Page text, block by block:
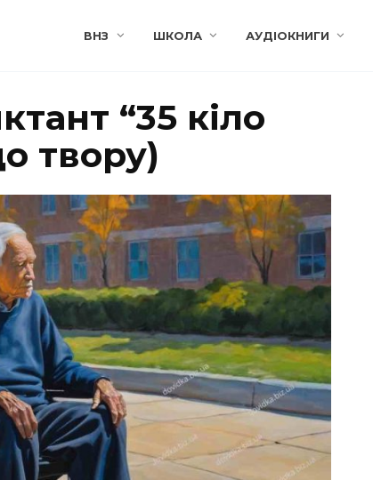
ВНЗ ШКОЛА АУДІОКНИГИ
“35 кіло
твору)